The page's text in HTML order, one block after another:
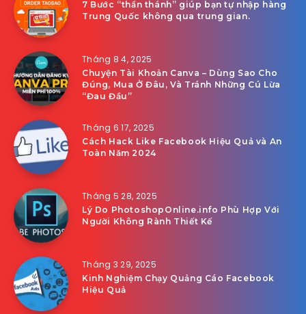
7 Bước “thần thánh” giúp bạn tự nhập hàng
Trung Quốc không qua trung gian.
Tháng 8 4, 2025
Chuyện Tài Khoản Canva – Dùng Sao Cho
Đúng, Mua Ở Đâu, Và Tránh Những Cú Lừa
“Đau Đầu”
Tháng 6 17, 2025
Cách Hack Like Facebook Hiệu Quả và An
Toàn Năm 2024
Tháng 5 28, 2025
Lý Do PhotoshopOnline.info Phù Hợp Với
Người Không Rành Thiết Kế
Tháng 3 29, 2025
Kinh Nghiệm Chạy Quảng Cáo Facebook
Hiệu Quả